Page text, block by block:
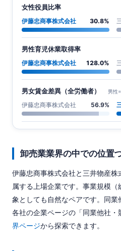
女性役員比率
伊藤忠商事株式会社 30.8%
男性育児休業取得率
伊藤忠商事株式会社 128.0%
男女賃金差異（全労働者） 男性
伊藤忠商事株式会社 56.9%
卸売業業界の中での位置
伊藤忠商事株式会社と三井物産株
属する上場企業です。事業規模
象としても自然なペアです。同業
各社の企業ページの「同業他社
界ページから探索できます。